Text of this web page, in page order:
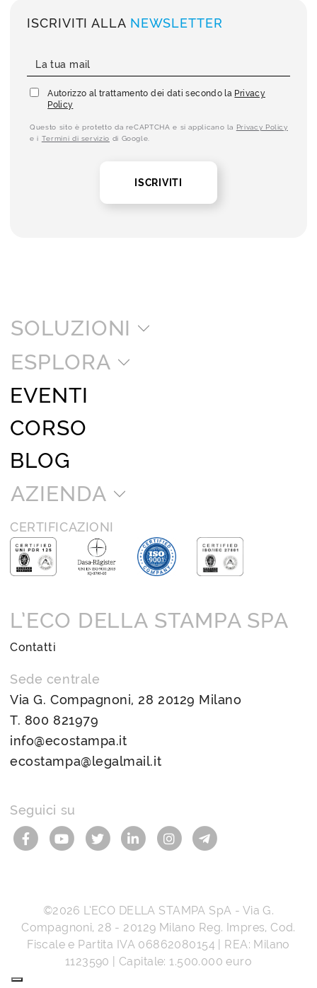
ISCRIVITI ALLA NEWSLETTER
Autorizzo al trattamento dei dati secondo la Privacy
Policy
Questo sito è protetto da reCAPTCHA e si applicano la Privacy Policy
e i Termini di servizio di Google.
ISCRIVITI
SOLUZIONI
ESPLORA
EVENTI
CORSO
BLOG
AZIENDA
CERTIFICAZIONI
L’ECO DELLA STAMPA SPA
Contatti
Sede centrale
Via G. Compagnoni, 28 20129 Milano
T. 800 821979
info@ecostampa.it
ecostampa@legalmail.it
Seguici su
©2026 L’ECO DELLA STAMPA SpA - Via G.
Compagnoni, 28 - 20129 Milano Reg. Impres, Cod.
Fiscale e Partita IVA 06862080154 | REA: Milano
1123590 | Capitale: 1.500.000 euro